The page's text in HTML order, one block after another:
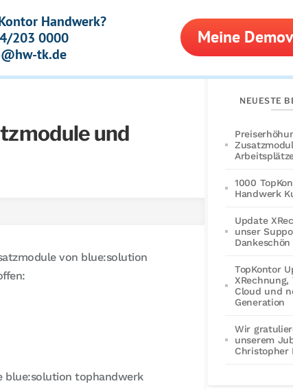
Handwerk?
203 0000
tk.de
Meine
und
von blue:solution
blue:solution tophandwerk
NEUESTE
1000
Handwerk
Update
unser
Dankeschön
TopKontor
XRechnung,
Cloud und
Generation
Wir
unserem
Christopher